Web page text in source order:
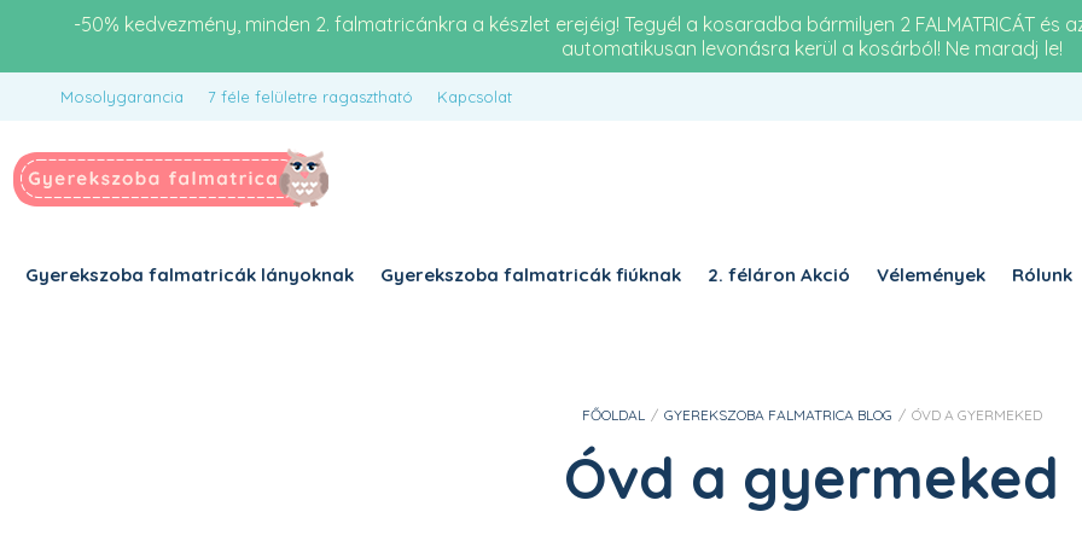
-50% kedvezmény, minden 2. falmatricánkra a készlet erejéig! Tegyél a kosaradba bármilyen 2 FALMATRICÁT és
automatikusan levonásra kerül a kosárból! Ne maradj le!
Mosolygarancia 7 féle felületre ragasztható Kapcsolat
Elfelejtett jelszó?
Gyerekszoba falmatricák lányoknak Gyerekszoba falmatricák fiúknak 2. féláron Akció Vélemények Rólunk
FŐOLDAL / GYEREKSZOBA FALMATRICA BLOG / ÓVD A GYERMEKED
Óvd a gyermeked